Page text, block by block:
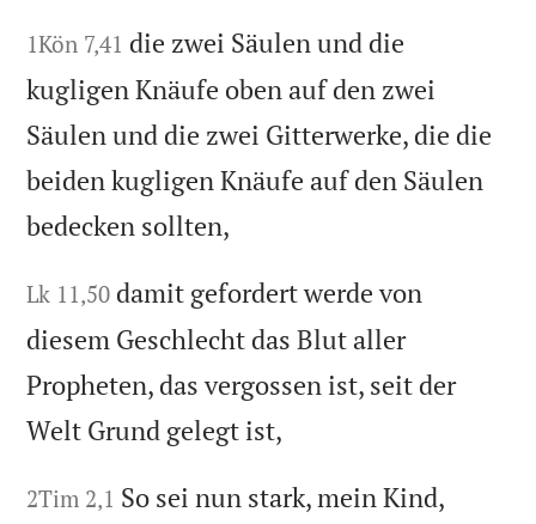
1Kön 7,41 die zwei Säulen und die
kugligen Knäufe oben auf den zwei
Säulen und die zwei Gitterwerke, die die
beiden kugligen Knäufe auf den Säulen
bedecken sollten,
Lk 11,50 damit gefordert werde von
diesem Geschlecht das Blut aller
Propheten, das vergossen ist, seit der
Welt Grund gelegt ist,
2Tim 2,1 So sei nun stark, mein Kind,